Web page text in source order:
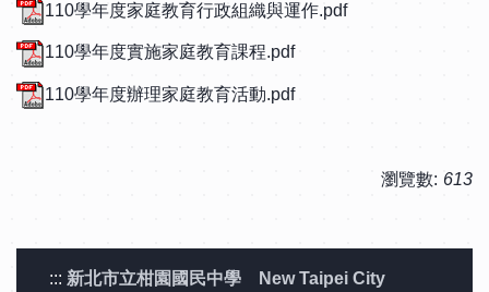
110學年度家庭教育行政組織與運作.pdf
110學年度實施家庭教育課程.pdf
110學年度辦理家庭教育活動.pdf
瀏覽數: 613
::: 新北市立柑園國民中學 New Taipei City